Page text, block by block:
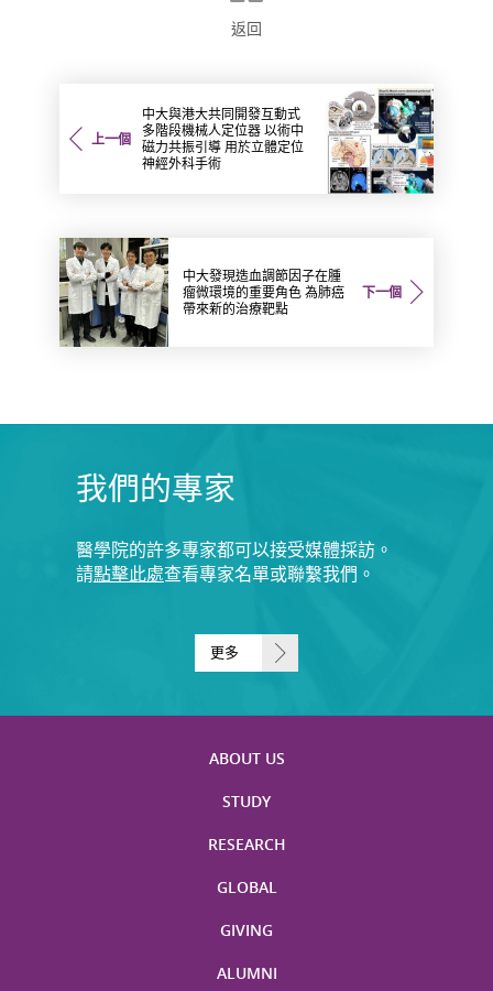
返回
上一個
中大與港大共同開發互動式
多階段機械人定位器 以術中
磁力共振引導 用於立體定位
神經外科手術
下一個
中大發現造血調節因子在腫
瘤微環境的重要角色 為肺癌
帶來新的治療靶點
我們的專家
醫學院的許多專家都可以接受媒體採訪。
請點擊此處查看專家名單或聯繫我們。
更多
ABOUT US
STUDY
RESEARCH
GLOBAL
GIVING
ALUMNI